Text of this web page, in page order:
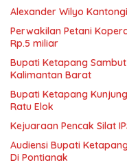
Alexander Wilyo
Perwakilan Petani
Rp.5 miliar
Bupati Ketapang
Kalimantan Barat
Bupati Ketapang
Ratu Elok
Kejuaraan Pencak Silat
Audiensi Bupati
Di Pontianak